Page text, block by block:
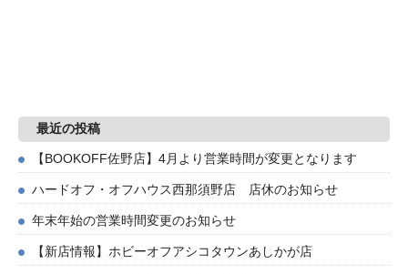
最近の投稿
【BOOKOFF佐野店】4月より営業時間が変更となります
ハードオフ・オフハウス西那須野店 店休のお知らせ
年末年始の営業時間変更のお知らせ
【新店情報】ホビーオフアシコタウンあしかが店